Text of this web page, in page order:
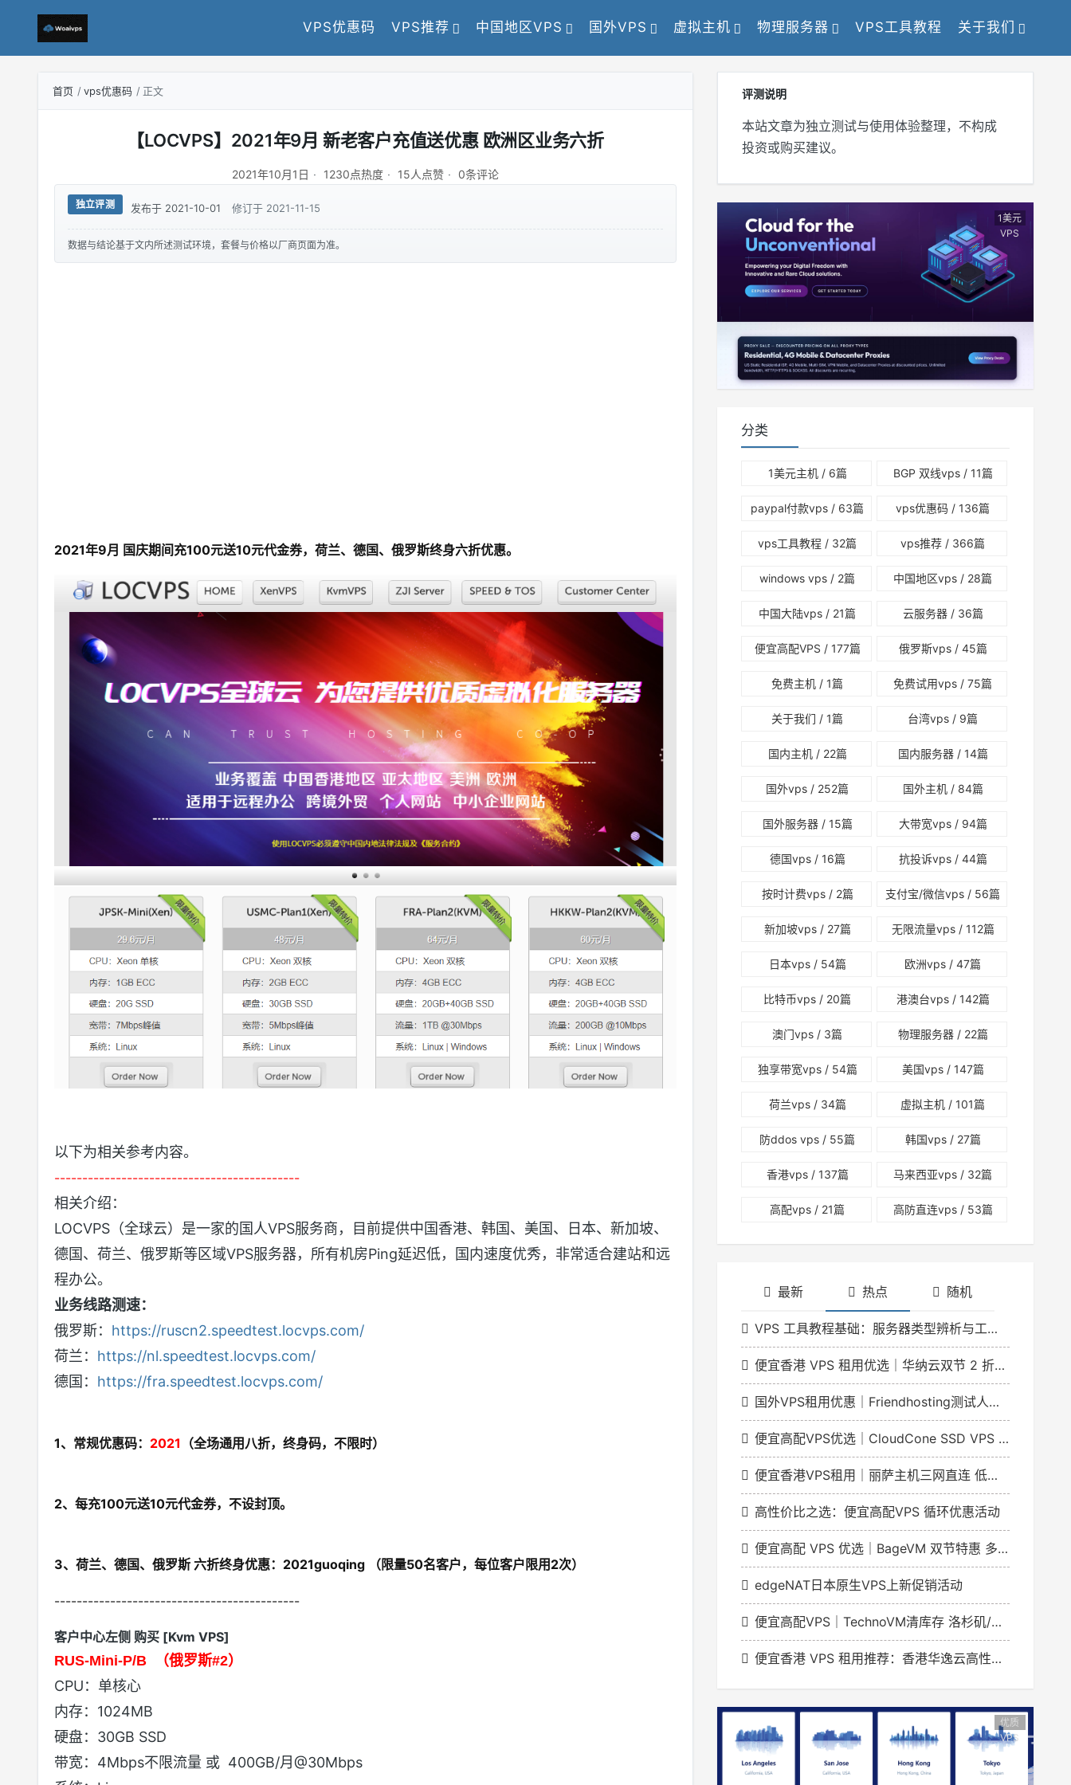
VPS优惠码 VPS推荐 中国地区VPS 国外VPS 虚拟主机 物理服务器 VPS工具教程 关于我们
首页 vps优惠码 正文
【LOCVPS】2021年9月 新老客户充值送优惠 欧洲区业务六折
2021年10月1日 1230点热度 15人点赞 0条评论
独立评测 发布于 2021-10-01 修订于 2021-11-15
数据与结论基于文内所述测试环境，套餐与价格以厂商页面为准。
2021年9月 国庆期间充100元送10元代金券，荷兰、德国、俄罗斯终身六折优惠。
以下为相关参考内容。
--------------------------------------------
相关介绍：
LOCVPS（全球云）是一家的国人VPS服务商，目前提供中国香港、韩国、美国、日本、新加坡、
德国、荷兰、俄罗斯等区域VPS服务器，所有机房Ping延迟低，国内速度优秀，非常适合建站和远
程办公。
业务线路测速：
俄罗斯： https://ruscn2.speedtest.locvps.com/
荷兰： https://nl.speedtest.locvps.com/
德国： https://fra.speedtest.locvps.com/
1、常规优惠码： 2021 （全场通用八折，终身码，不限时）
2、每充100元送10元代金券，不设封顶。
3、荷兰、德国、俄罗斯 六折终身优惠：2021guoqing （限量50名客户，每位客户限用2次）
--------------------------------------------
客户中心左侧 购买 [Kvm VPS]
RUS-Mini-P/B （俄罗斯#2）
CPU：单核心
内存：1024MB
硬盘：30GB SSD
带宽：4Mbps不限流量 或 400GB/月@30Mbps
评测说明
本站文章为独立测试与使用体验整理，不构成
投资或购买建议。
1美元
VPS
分类
1美元主机/ 6篇 BGP 双线vps/ 11篇
paypal付款vps / 63篇 vps优惠码 / 136篇
vps工具教程 / 32篇 vps推荐 / 366篇
windows vps / 2篇 中国地区vps / 28篇
中国大陆vps / 21篇 云服务器/ 36篇
便宜高配VPS / 177篇 俄罗斯vps/ 45篇
免费主机 / 1篇 免费试用vps / 75篇
关于我们 / 1篇 台湾vps / 9篇
国内主机/ 22篇 国内服务器/ 14篇
国外vps / 252篇 国外主机/ 84篇
国外服务器/ 15篇 大带宽vps/ 94篇
德国vps/ 16篇 抗投诉vps/ 44篇
按时计费vps/ 2篇 支付宝/微信vps / 56篇
新加坡vps/ 27篇 无限流量vps/ 112篇
日本vps/ 54篇 欧洲vps / 47篇
比特币vps / 20篇 港澳台vps/ 142篇
澳门vps / 3篇 物理服务器/ 22篇
独享带宽vps/ 54篇 美国vps/ 147篇
荷兰vps/ 34篇 虚拟主机 / 101篇
防ddos vps / 55篇 韩国vps/ 27篇
香港vps/ 137篇 马来西亚vps / 32篇
高配vps / 21篇 高防直连vps/ 53篇
最新 热点 随机
VPS 工具教程基础：服务器类型辨析与工具适配指南
便宜香港 VPS 租用优选｜华纳云双节 2 折特惠 香港云低至 166 元 / 月
国外VPS租用优惠｜Friendhosting测试人员日VDS最高5折
便宜高配VPS优选｜CloudCone SSD VPS 实例1GB起年付20美元洛杉矶节点
便宜香港VPS租用｜丽萨主机三网直连 低延迟解锁流媒体
高性价比之选：便宜高配VPS 循环优惠活动
便宜高配 VPS 优选｜BageVM 双节特惠 多地区机型月付低至 $1.79
edgeNAT日本原生VPS上新促销活动
便宜高配VPS｜TechnoVM清库存 洛杉矶/香港机型低至9.9元/月
便宜香港 VPS 租用推荐：香港华逸云高性价比网络方案
优质
VPS